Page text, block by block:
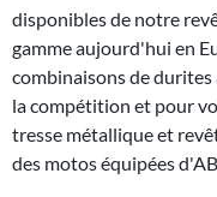
disponibles de notre
gamme aujourd'hui en
combinaisons de
la compétition et pour
tresse métallique et
des motos équipées